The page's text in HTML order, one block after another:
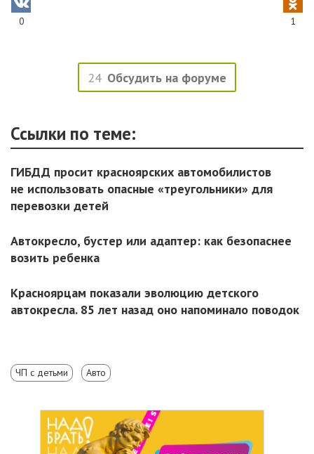
0 1
24 Обсудить на форуме
Ссылки по теме:
ГИБДД просит красноярских автомобилистов
не использовать опасные «треугольники» для
перевозки детей
Автокресло, бустер или адаптер: как безопаснее
возить ребенка
Красноярцам показали эволюцию детского
автокресла. 85 лет назад оно напоминало поводок
ЧП с детьми Авто